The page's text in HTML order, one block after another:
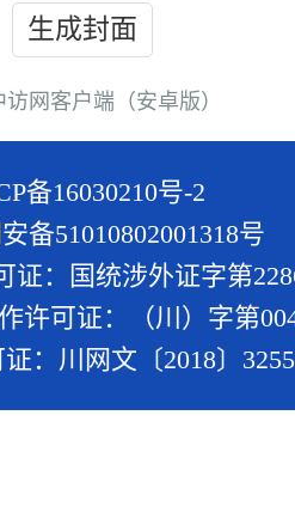
生成封面
访网客户端（安卓版）
备16030210号-2
备51010802001318号
证：国统涉外证字第
许可证：（川）字第
：川网文〔2018〕